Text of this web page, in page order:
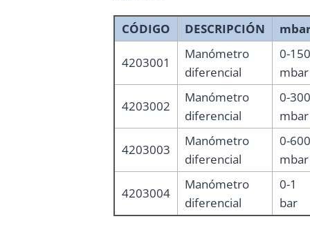
CÓDIGO DESCRIPCIÓN
4203001
Manómetro
diferencial
0-150
mbar
4203002
Manómetro
diferencial
0-300
mbar
4203003
Manómetro
diferencial
0-600
mbar
4203004
Manómetro
diferencial
0-1
bar